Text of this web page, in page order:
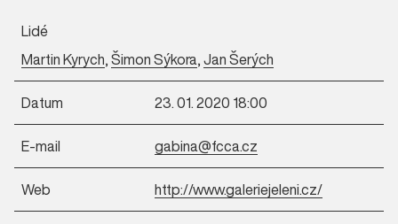
Lidé
Martin Kyrych,Šimon Sýkora,Jan Šerých
Datum 23. 01. 2020 18:00
E-mail gabina@fcca.cz
Web http://www.galeriejeleni.cz/